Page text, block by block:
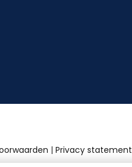
| Privacy statement